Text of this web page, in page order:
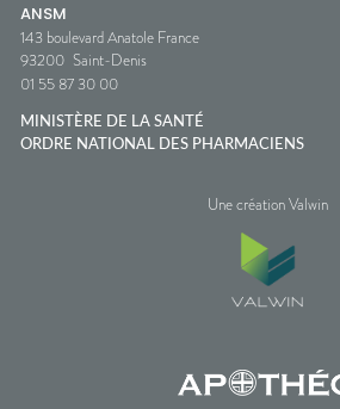
ANSM
143 boulevard Anatole France
93200 Saint-Denis
01 55 87 30 00
MINISTÈRE DE LA SANTÉ
ORDRE NATIONAL DES PHARMACIENS
Une création Valwin